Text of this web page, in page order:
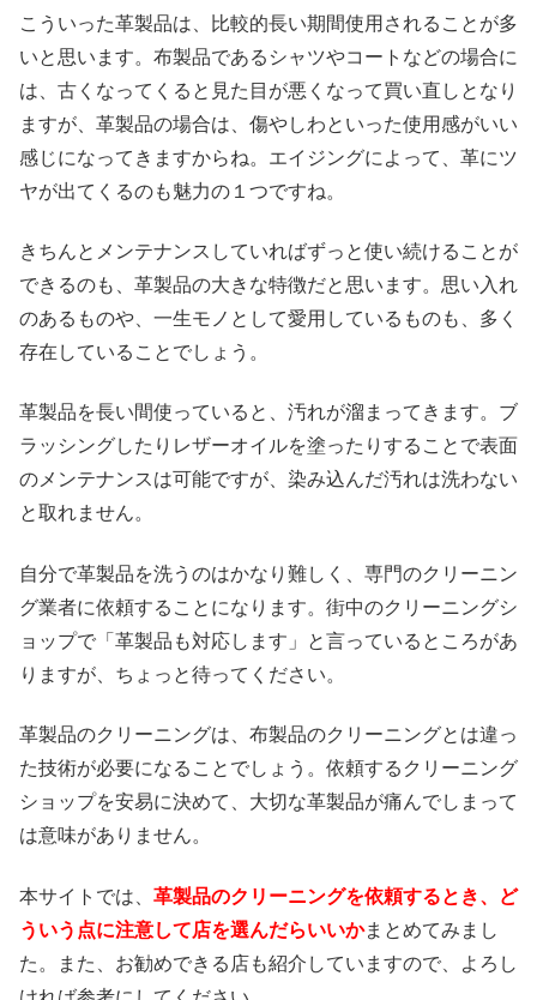
こういった革製品は、比較的長い期間使用されることが多
いと思います。布製品であるシャツやコートなどの場合に
は、古くなってくると見た目が悪くなって買い直しとなり
ますが、革製品の場合は、傷やしわといった使用感がいい
感じになってきますからね。エイジングによって、革にツ
ヤが出てくるのも魅力の１つですね。
きちんとメンテナンスしていればずっと使い続けることが
できるのも、革製品の大きな特徴だと思います。思い入れ
のあるものや、一生モノとして愛用しているものも、多く
存在していることでしょう。
革製品を長い間使っていると、汚れが溜まってきます。ブ
ラッシングしたりレザーオイルを塗ったりすることで表面
のメンテナンスは可能ですが、染み込んだ汚れは洗わない
と取れません。
自分で革製品を洗うのはかなり難しく、専門のクリーニン
グ業者に依頼することになります。街中のクリーニングシ
ョップで「革製品も対応します」と言っているところがあ
りますが、ちょっと待ってください。
革製品のクリーニングは、布製品のクリーニングとは違っ
た技術が必要になることでしょう。依頼するクリーニング
ショップを安易に決めて、大切な革製品が痛んでしまって
は意味がありません。
本サイトでは、 革製品のクリーニングを依頼するとき、ど
ういう点に注意して店を選んだらいいかまとめてみまし
た。また、お勧めできる店も紹介していますので、よろし